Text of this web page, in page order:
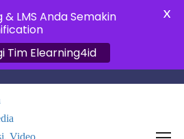
&
LMS Anda Semakin
Tim Elearning4id
X